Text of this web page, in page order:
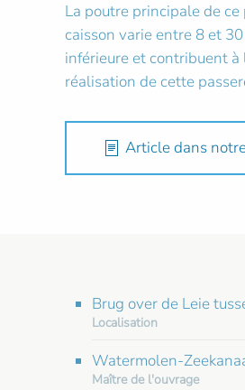
La poutre principale de ce
caisson varie entre 8 et
inférieure et contribuent à
réalisation de cette
Article dans
Brug over de Leie
Localisation
Watermolen-
Maître de l'ouvrage